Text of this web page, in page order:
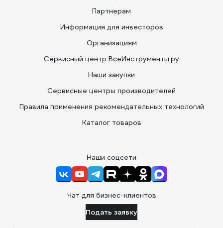
Партнерам
Информация для инвесторов
Организациям
Сервисный центр ВсеИнструменты.ру
Наши закупки
Сервисные центры производителей
Правила применения рекомендательных технологий
Каталог товаров
Наши соцсети
Чат для бизнес-клиентов
Подать заявку